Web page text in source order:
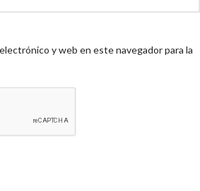
y web en este navegador para la